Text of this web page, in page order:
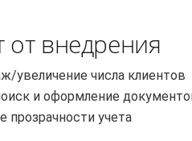
от внедрения
увеличение числа клиентов
и оформление
прозрачности учета